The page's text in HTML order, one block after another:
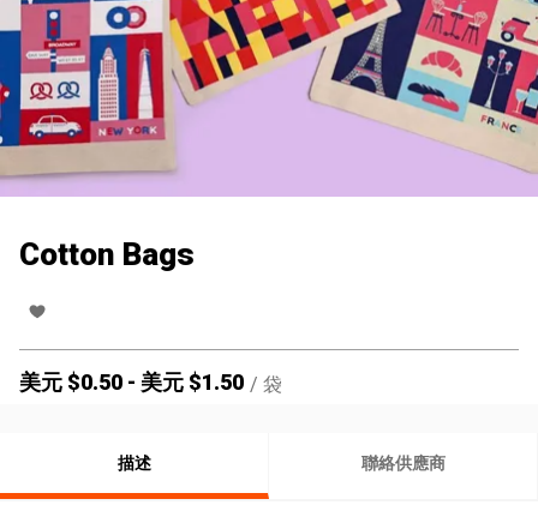
Cotton Bags
美元 $0.50 - 美元 $1.50 / 袋
描述 聯絡供應商